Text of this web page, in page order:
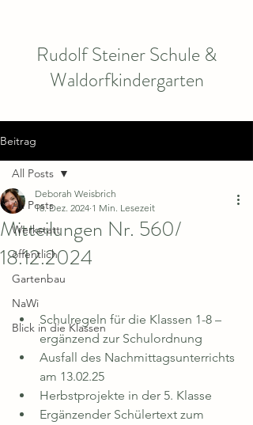
Rudolf Steiner Schule &
Waldorfkindergarten
Beitrag
All Posts
Werkstatt
öffentlich
Gartenbau
NaWi
Blick in die Klassen
All Posts
Mitteilungen Nr. 560/
18.12.2024
Deborah Weisbrich
18. Dez. 2024 1 Min. Lesezeit
Schulregeln für die Klassen 1-8 –
ergänzend zur Schulordnung
Ausfall des Nachmittagsunterrichts
am 13.02.25
Herbstprojekte in der 5. Klasse
Ergänzender Schülertext zum